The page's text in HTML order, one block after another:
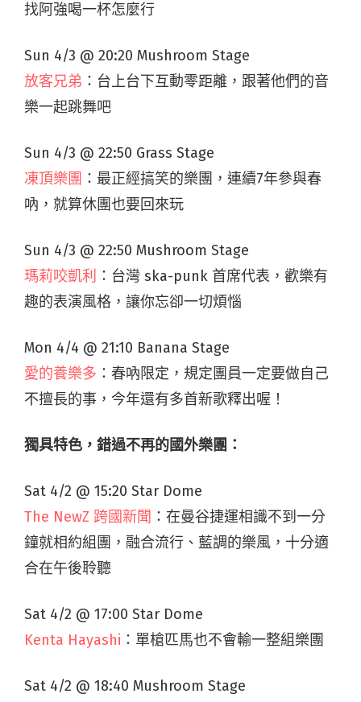
找阿強喝一杯怎麼行
Sun 4/3 @ 20:20 Mushroom Stage
放客兄弟 ：台上台下互動零距離，跟著他們的音
樂一起跳舞吧
Sun 4/3 @ 22:50 Grass Stage
凍頂樂團 ：最正經搞笑的樂團，連續7年參與春
吶，就算休團也要回來玩
Sun 4/3 @ 22:50 Mushroom Stage
瑪莉咬凱利 ：台灣 ska-punk 首席代表，歡樂有
趣的表演風格，讓你忘卻一切煩惱
Mon 4/4 @ 21:10 Banana Stage
愛的養樂多 ：春吶限定，規定團員一定要做自己
不擅長的事，今年還有多首新歌釋出喔！
獨具特色，錯過不再的國外樂團：
Sat 4/2 @ 15:20 Star Dome
The NewZ 跨國新聞 ：在曼谷捷運相識不到一分
鐘就相約組團，融合流行、藍調的樂風，十分適
合在午後聆聽
Sat 4/2 @ 17:00 Star Dome
Kenta Hayashi ：單槍匹馬也不會輸一整組樂團
Sat 4/2 @ 18:40 Mushroom Stage